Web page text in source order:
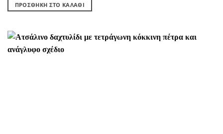
ΠΡΟΣΘΉΚΗ ΣΤΟ ΚΑΛΆΘΙ